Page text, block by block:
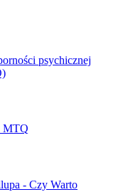
psychicznej
MTQ
- Czy Warto